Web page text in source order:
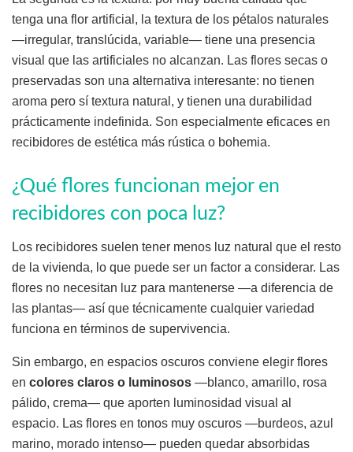
tenga una flor artificial, la textura de los pétalos naturales
—irregular, translúcida, variable— tiene una presencia
visual que las artificiales no alcanzan. Las flores secas o
preservadas son una alternativa interesante: no tienen
aroma pero sí textura natural, y tienen una durabilidad
prácticamente indefinida. Son especialmente eficaces en
recibidores de estética más rústica o bohemia.
¿Qué flores funcionan mejor en
recibidores con poca luz?
Los recibidores suelen tener menos luz natural que el resto
de la vivienda, lo que puede ser un factor a considerar. Las
flores no necesitan luz para mantenerse —a diferencia de
las plantas— así que técnicamente cualquier variedad
funciona en términos de supervivencia.
Sin embargo, en espacios oscuros conviene elegir flores
en colores claros o luminosos —blanco, amarillo, rosa
pálido, crema— que aporten luminosidad visual al
espacio. Las flores en tonos muy oscuros —burdeos, azul
marino, morado intenso— pueden quedar absorbidas